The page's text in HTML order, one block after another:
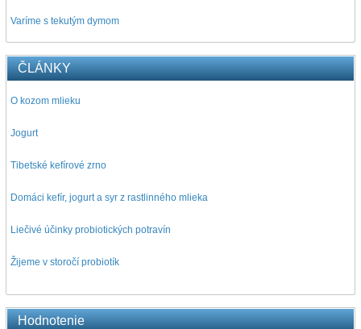
Varíme s tekutým dymom
ČLÁNKY
O kozom mlieku
Jogurt
Tibetské kefírové zrno
Domáci kefír, jogurt a syr z rastlinného mlieka
Liečivé účinky probiotických potravín
Žijeme v storočí probiotík
Hodnotenie